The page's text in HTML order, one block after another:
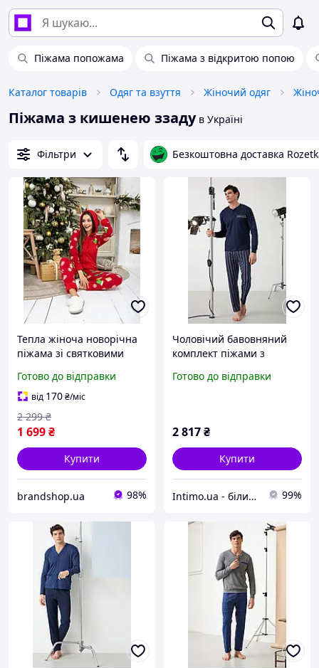
Піжама попожама Піжама з відкритою попою
Каталог товарів Одяг та взуття Жіночий одяг
Піжама з кишенею ззадув Україні
Фільтри Безкоштовна доставка
Тепла жіноча новорічна
піжама зі святковими
комбінезон на блискавці з
капюшоном та кишенею
ззаду для дівчат
Готово до відправки
від 170₴/міс
1 699₴
2 299 ₴
Купити
brandshop.ua 98%
Чоловічий бавовняний
комплект піжами з
кишенями ззаду Enrico
Готово до відправки
2 817₴
Купити
Intimo.ua - білизна і купальники 99%